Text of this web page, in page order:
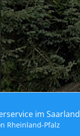
im Saarland
Rheinland-Pfalz